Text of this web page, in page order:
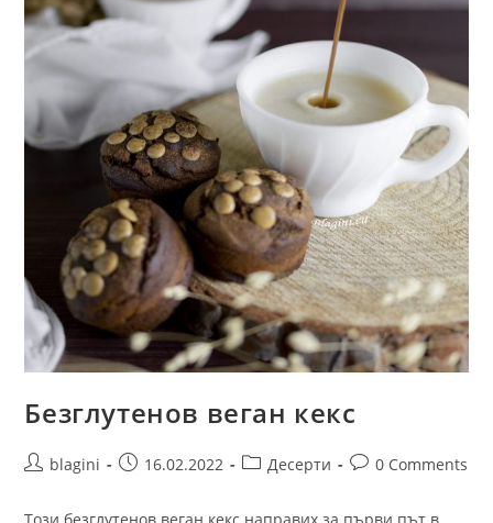
Безглутенов веган кекс
blagini 16.02.2022 Десерти 0 Comments